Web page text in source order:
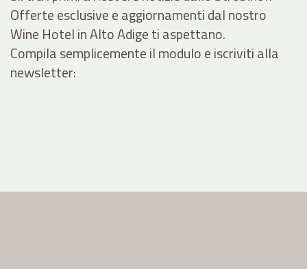
Offerte esclusive e aggiornamenti dal nostro
Wine Hotel in Alto Adige ti aspettano.
Compila semplicemente il modulo e iscriviti alla
newsletter: